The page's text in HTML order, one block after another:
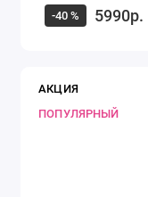
-40 % 5990р.
АКЦИЯ
ПОПУЛЯРНЫЙ